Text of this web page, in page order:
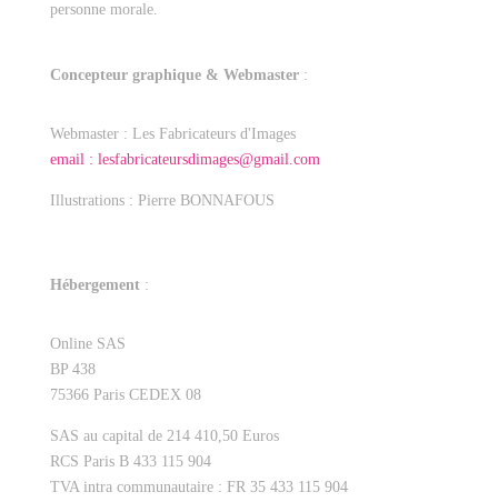
personne morale.
Concepteur graphique & Webmaster:
Webmaster : Les Fabricateurs d'Images
email : lesfabricateursdimages@gmail.com
Illustrations : Pierre BONNAFOUS
Hébergement:
Online SAS
BP 438
75366 Paris CEDEX 08
SAS au capital de 214 410,50 Euros
RCS Paris B 433 115 904
TVA intra communautaire : FR 35 433 115 904